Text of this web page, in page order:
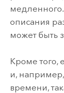
описания
может быть
Кроме того,
и,
времени,